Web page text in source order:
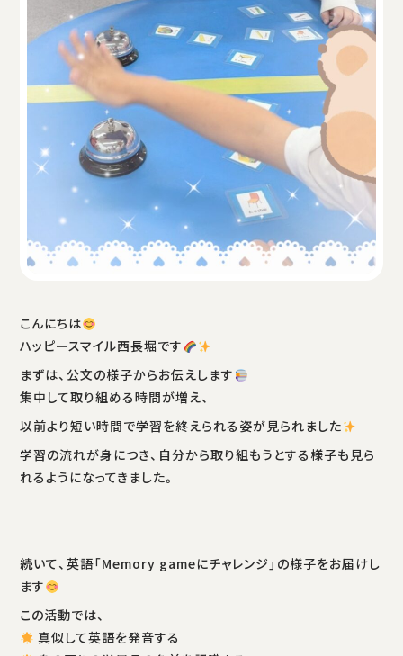
こんにちは
ハッピースマイル西長堀です
まずは、公文の様子からお伝えします
集中して取り組める時間が増え、
以前より短い時間で学習を終えられる姿が見られました
学習の流れが身につき、自分から取り組もうとする様子も見ら
れるようになってきました。
続いて、英語「Memory gameにチャレンジ」の様子をお届けし
ます
この活動では、
真似して英語を発音する